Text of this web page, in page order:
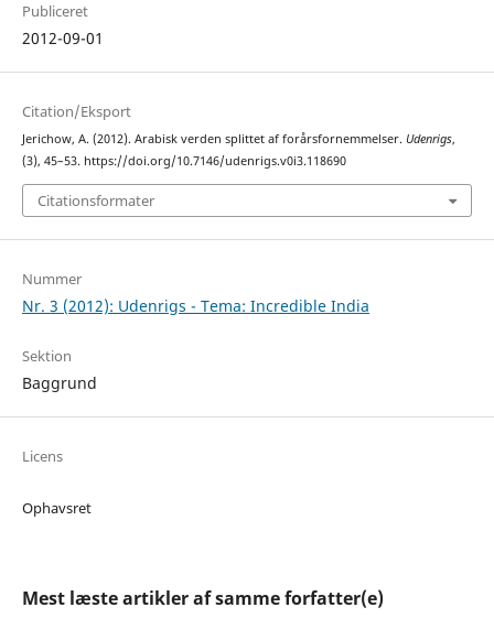
Publiceret
2012-09-01
Citation/Eksport
Jerichow, A. (2012). Arabisk verden splittet af forårsfornemmelser. Udenrigs,
(3), 45–53. https://doi.org/10.7146/udenrigs.v0i3.118690
Citationsformater
Nummer
Nr. 3 (2012): Udenrigs - Tema: Incredible India
Sektion
Baggrund
Licens
Ophavsret
Mest læste artikler af samme forfatter(e)